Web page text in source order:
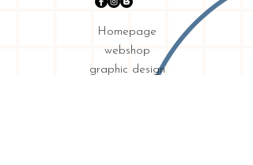
Homepage
webshop
graphic design